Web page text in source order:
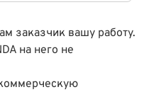
заказчик вашу работу.
на него не